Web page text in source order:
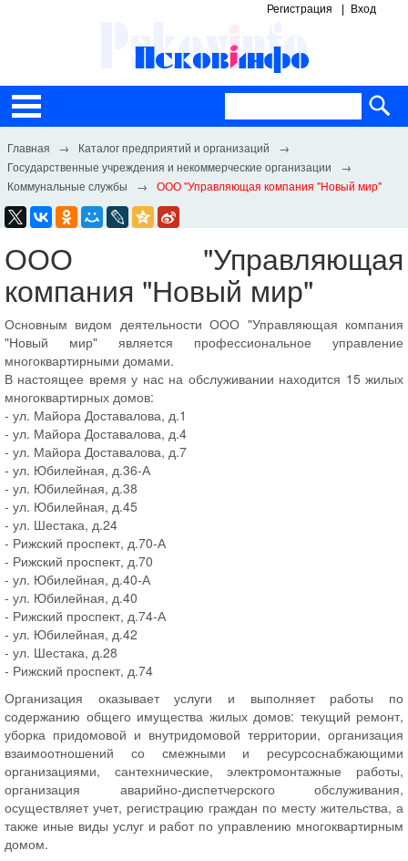
Регистрация Вход
Каталог предприятий и организаций
Государственные учреждения и некоммерческие организации
Коммунальные службы
ООО "Управляющая компания "Новый мир"
ООО "Управляющая
компания "Новый мир"
Основным видом деятельности ООО "Управляющая компания
"Новый мир" является профессиональное управление
многоквартирными домами.
В настоящее время у нас на обслуживании находится 15 жилых
многоквартирных домов:
- ул. Майора Доставалова, д.1
- ул. Майора Доставалова, д.4
- ул. Майора Доставалова, д.7
- ул. Юбилейная, д.36-А
- ул. Юбилейная, д.38
- ул. Юбилейная, д.45
- ул. Шестака, д.24
- Рижский проспект, д.70-А
- Рижский проспект, д.70
- ул. Юбилейная, д.40-А
- ул. Юбилейная, д.40
- Рижский проспект, д.74-А
- ул. Юбилейная, д.42
- ул. Шестака, д.28
- Рижский проспект, д.74
Организация оказывает услуги и выполняет работы по
содержанию общего имущества жилых домов: текущий ремонт,
уборка придомовой и внутридомовой территории, организация
взаимоотношений со смежными и ресурсоснабжающими
организациями, сантехнические, электромонтажные работы,
организация аварийно-диспетчерского обслуживания,
осуществляет учет, регистрацию граждан по месту жительства, а
также иные виды услуг и работ по управлению многоквартирным
домом.